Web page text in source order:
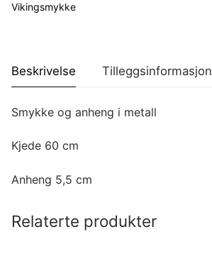
Vikingsmykke
Beskrivelse Tilleggsinformasjon
Smykke og anheng i metall
Kjede 60 cm
Anheng 5,5 cm
Relaterte produkter